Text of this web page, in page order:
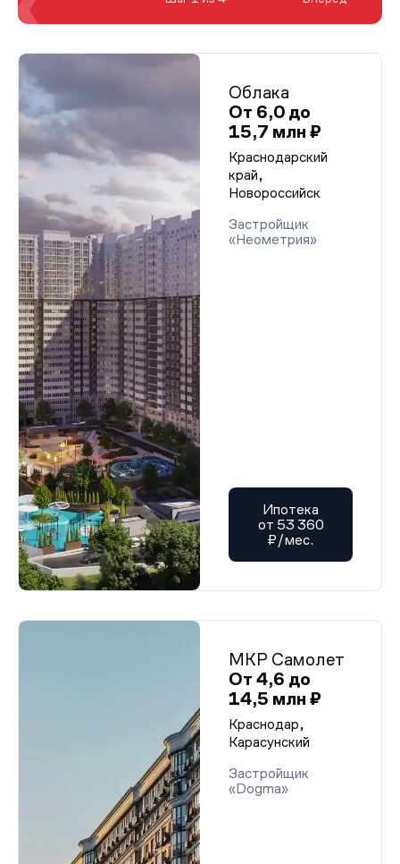
Облака
От 6,0 до
15,7 млн ₽
Краснодарский
край,
Новороссийск
Застройщик
«Неометрия»
Ипотека
от 53 360
₽/мес.
МКР Самолет
От 4,6 до
14,5 млн ₽
Краснодар,
Карасунский
Застройщик
«Dogma»